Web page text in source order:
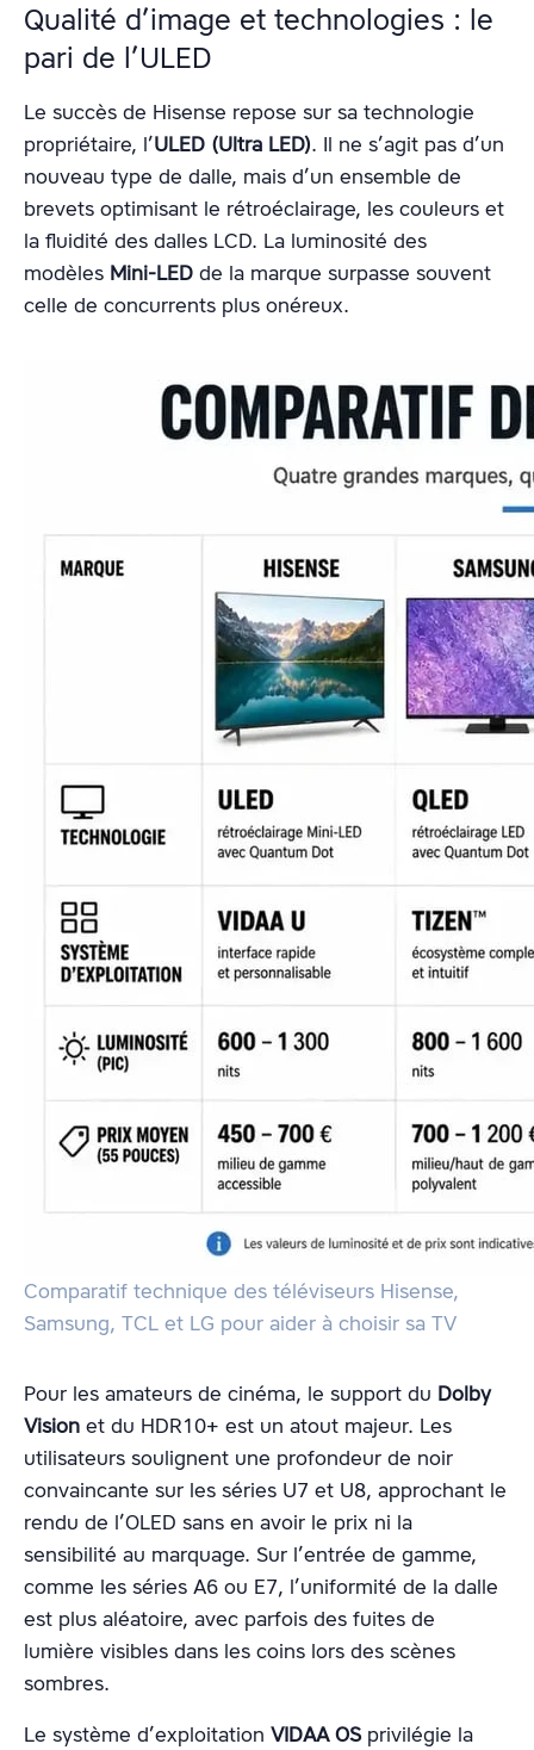
Qualité d’image et technologies : le
pari de l’ULED
Le succès de Hisense repose sur sa technologie
propriétaire, l’ULED (Ultra LED). Il ne s’agit pas d’un
nouveau type de dalle, mais d’un ensemble de
brevets optimisant le rétroéclairage, les couleurs et
la fluidité des dalles LCD. La luminosité des
modèles Mini-LED de la marque surpasse souvent
celle de concurrents plus onéreux.
Comparatif technique des téléviseurs Hisense,
Samsung, TCL et LG pour aider à choisir sa TV
Pour les amateurs de cinéma, le support du Dolby
Vision et du HDR10+ est un atout majeur. Les
utilisateurs soulignent une profondeur de noir
convaincante sur les séries U7 et U8, approchant le
rendu de l’OLED sans en avoir le prix ni la
sensibilité au marquage. Sur l’entrée de gamme,
comme les séries A6 ou E7, l’uniformité de la dalle
est plus aléatoire, avec parfois des fuites de
lumière visibles dans les coins lors des scènes
sombres.
Le système d’exploitation VIDAA OSprivilégie la